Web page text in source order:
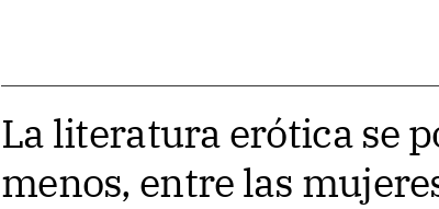
La literatura erótica se
menos, entre las